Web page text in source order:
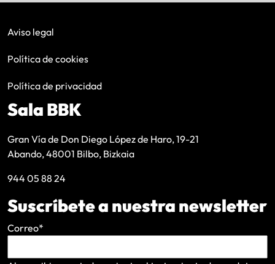
Aviso legal
Política de cookies
Política de privacidad
Sala BBK
Gran Vía de Don Diego López de Haro, 19-21
Abando, 48001 Bilbo, Bizkaia
944 05 88 24
Suscríbete a nuestra newsletter
Correo*